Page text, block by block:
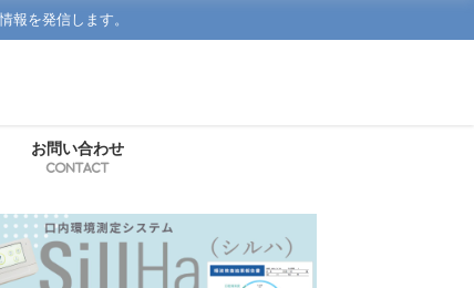
報を発信します。
お問い合わせ
Contact